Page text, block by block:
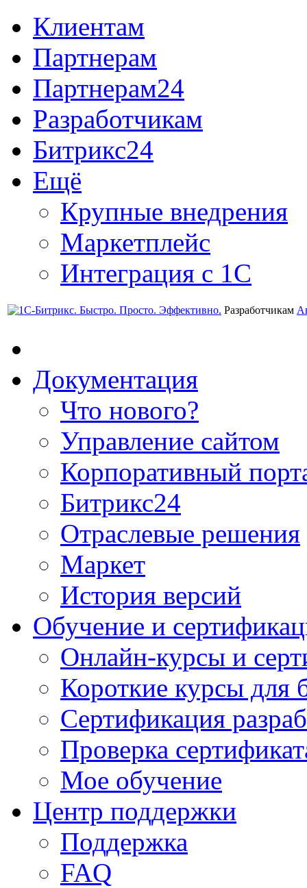
Клиентам
Партнерам
Партнерам24
Разработчикам
Битрикс24
Ещё
Крупные внедрения
Маркетплейс
Интеграция с 1С
Разработчикам
Документация
Что нового?
Управление сайтом
Корпоративный
Битрикс24
Отраслевые решения
Маркет
История версий
Обучение и
Онлайн-курсы и
Короткие курсы для
Сертификация
Проверка
Мое обучение
Центр поддержки
Поддержка
FAQ